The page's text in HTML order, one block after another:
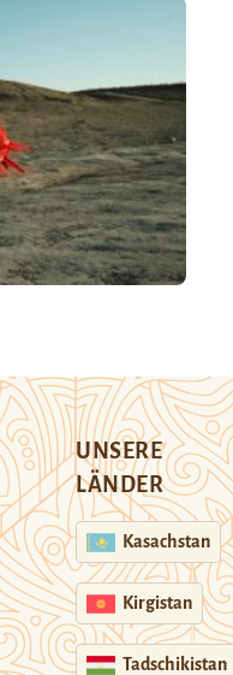
UNSERE
LÄNDER
Kasachstan
Kirgistan
Tadschikistan